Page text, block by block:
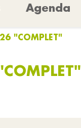
Agenda
"COMPLET"